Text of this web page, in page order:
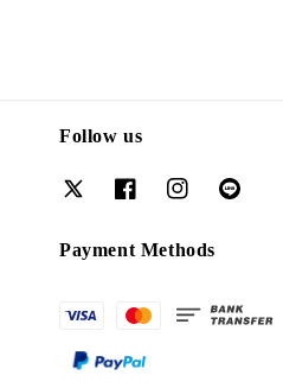
Follow us
Payment Methods